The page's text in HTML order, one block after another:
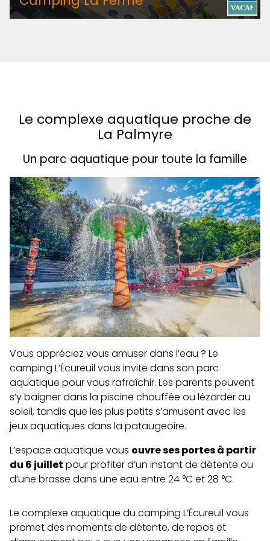
Le complexe aquatique proche de
La Palmyre
Un parc aquatique pour toute la famille
Vous appréciez vous amuser dans l’eau ? Le
camping L’Écureuil vous invite dans son parc
aquatique pour vous rafraîchir. Les parents peuvent
s’y baigner dans la piscine chauffée ou lézarder au
soleil, tandis que les plus petits s’amusent avec les
jeux aquatiques dans la pataugeoire.
L’espace aquatique vous ouvre ses portes à partir
du 6 juillet pour profiter d’un instant de détente ou
d’une brasse dans une eau entre 24 °C et 28 °C.
Le complexe aquatique du camping L’Écureuil vous
promet des moments de détente, de repos et